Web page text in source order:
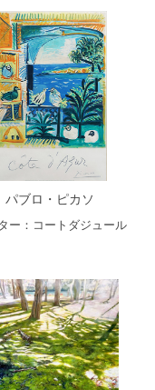
パブロ・ピカソ
ー：コートダジュール